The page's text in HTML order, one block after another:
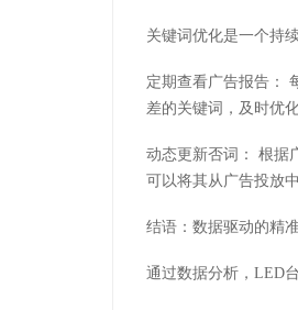
关键词优化是一个持
定期查看广告报告：
差的关键词，及时优
动态更新否词： 根据
可以将其从广告投放
结语：数据驱动的精
通过数据分析，LED